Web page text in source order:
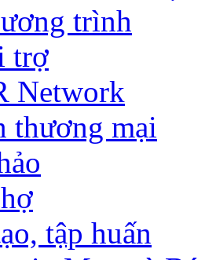
trình
trợ
Network
thương mại
tập huấn